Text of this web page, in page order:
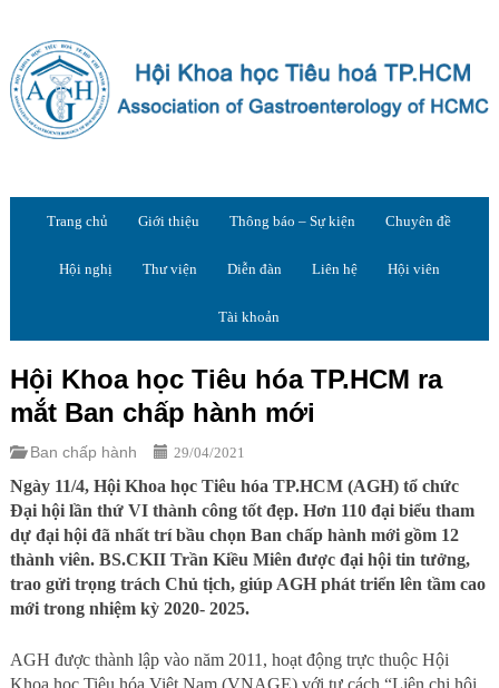
Trang chủ Giới thiệu Thông báo – Sự kiện Chuyên đề
Hội nghị Thư viện Diễn đàn Liên hệ Hội viên
Tài khoản
Hội Khoa học Tiêu hóa TP.HCM ra
mắt Ban chấp hành mới
Ban chấp hành 29/04/2021
Ngày 11/4, Hội Khoa học Tiêu hóa TP.HCM (AGH) tổ chức
Đại hội lần thứ VI thành công tốt đẹp. Hơn 110 đại biểu tham
dự đại hội đã nhất trí bầu chọn Ban chấp hành mới gồm 12
thành viên. BS.CKII Trần Kiều Miên được đại hội tin tưởng,
trao gửi trọng trách Chủ tịch, giúp AGH phát triển lên tầm cao
mới trong nhiệm kỳ 2020- 2025.
AGH được thành lập vào năm 2011, hoạt động trực thuộc Hội
Khoa học Tiêu hóa Việt Nam (VNAGE) với tư cách “Liên chi hội